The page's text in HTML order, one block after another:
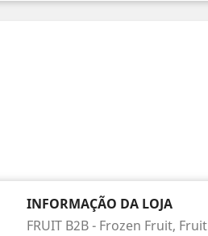
INFORMAÇÃO DA LOJA
FRUIT B2B - Frozen Fruit, Fruit